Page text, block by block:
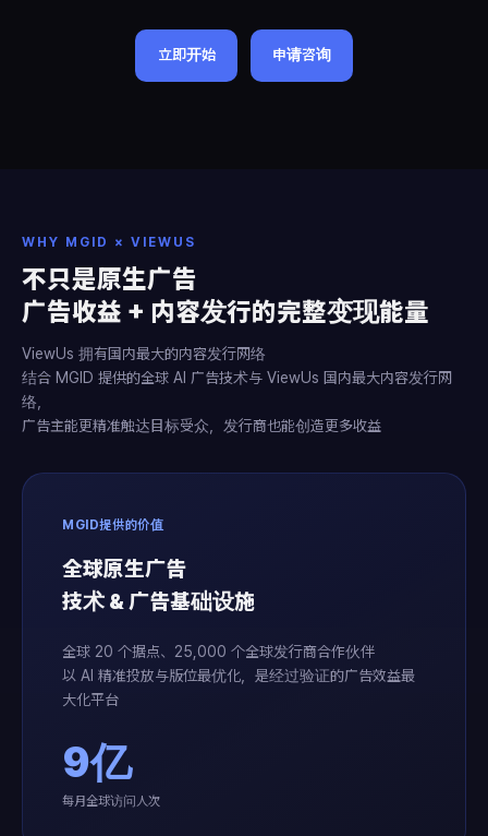
立即开始 申请咨询
WHY MGID × VIEWUS
不只是原生广告
广告收益 + 内容发行的完整变现能量
ViewUs 拥有国内最大的内容发行网络
结合 MGID 提供的全球 AI 广告技术与 ViewUs 国内最大内容发行网
络，
广告主能更精准触达目标受众，发行商也能创造更多收益
MGID提供的价值
全球原生广告
技术 & 广告基础设施
全球 20 个据点、25,000 个全球发行商合作伙伴
以 AI 精准投放与版位最优化，是经过验证的广告效益最
大化平台
9亿
每月全球访问人次